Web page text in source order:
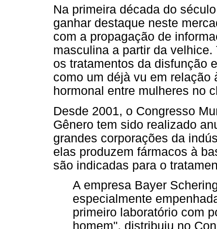
Na primeira década do
ganhar destaque neste
com a propagação de
masculina a partir da
os tratamentos da disfunção
como um déjà vu em
hormonal entre mulheres no
Desde 2001, o Congresso
Gênero tem sido realizado
grandes corporações da
elas produzem fármacos à
são indicadas para o
A empresa Bayer
especialmente
primeiro laboratório com
homem", distribuiu no